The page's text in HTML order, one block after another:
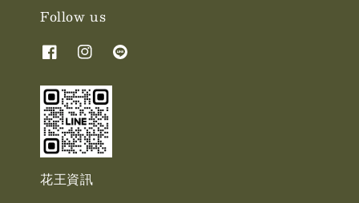
Follow us
花王資訊